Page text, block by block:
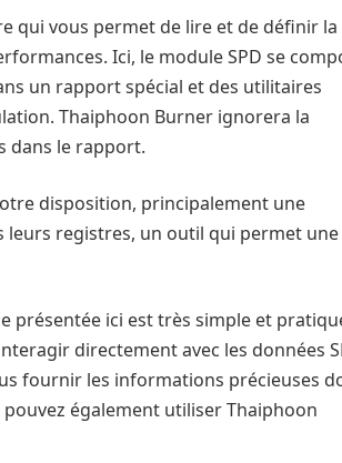
qui vous permet de lire et de définir la
Ici, le module SPD se
un rapport spécial et des utilitaires
Thaiphoon Burner ignorera la
dans le rapport.
disposition, principalement une
leurs registres, un outil qui permet une
présentée ici est très simple et
directement avec les données
fournir les informations précieuses
également utiliser Thaiphoon